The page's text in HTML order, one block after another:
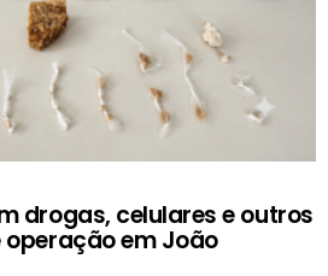
drogas, celulares e outros
em João